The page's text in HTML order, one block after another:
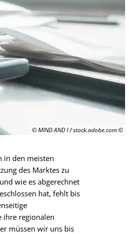
© MIND AND I / stock.adobe.com
in den meisten
des Marktes zu
wie es abgerechnet
hat, fehlt bis
ihre regionalen
müssen wir uns bis